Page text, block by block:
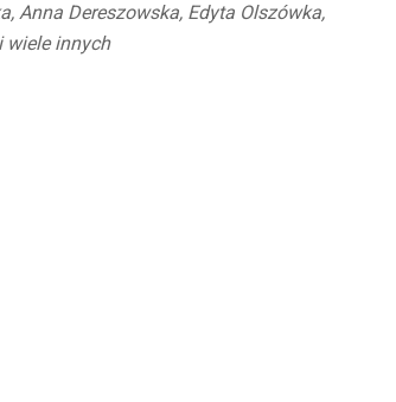
Anna Dereszowska, Edyta Olszówka,
wiele innych